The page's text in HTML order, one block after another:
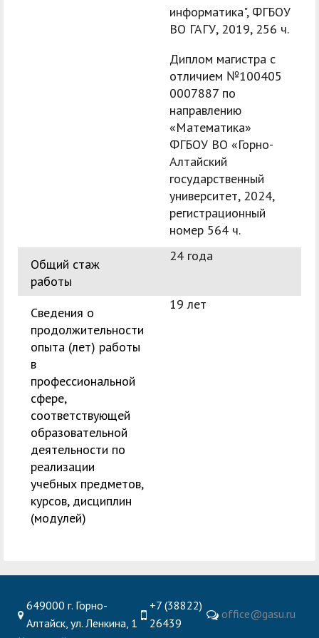
информатика", ФГБОУ
ВО ГАГУ, 2019, 256 ч.
Диплом магистра с
отличием №100405
0007887 по
направлению
«Математика»
ФГБОУ ВО «Горно-
Алтайский
государственный
университет, 2024,
регистрационный
номер 564 ч.
Общий стаж
работы
24 года
Сведения о
продолжительности
опыта (лет) работы
в
профессиональной
сфере,
соответствующей
образовательной
деятельности по
реализации
учебных предметов,
курсов, дисциплин
(модулей)
19 лет
649000 г. Горно-
Алтайск, ул. Ленкина, 1
+7 (38822)
26439
office@gasu.ru